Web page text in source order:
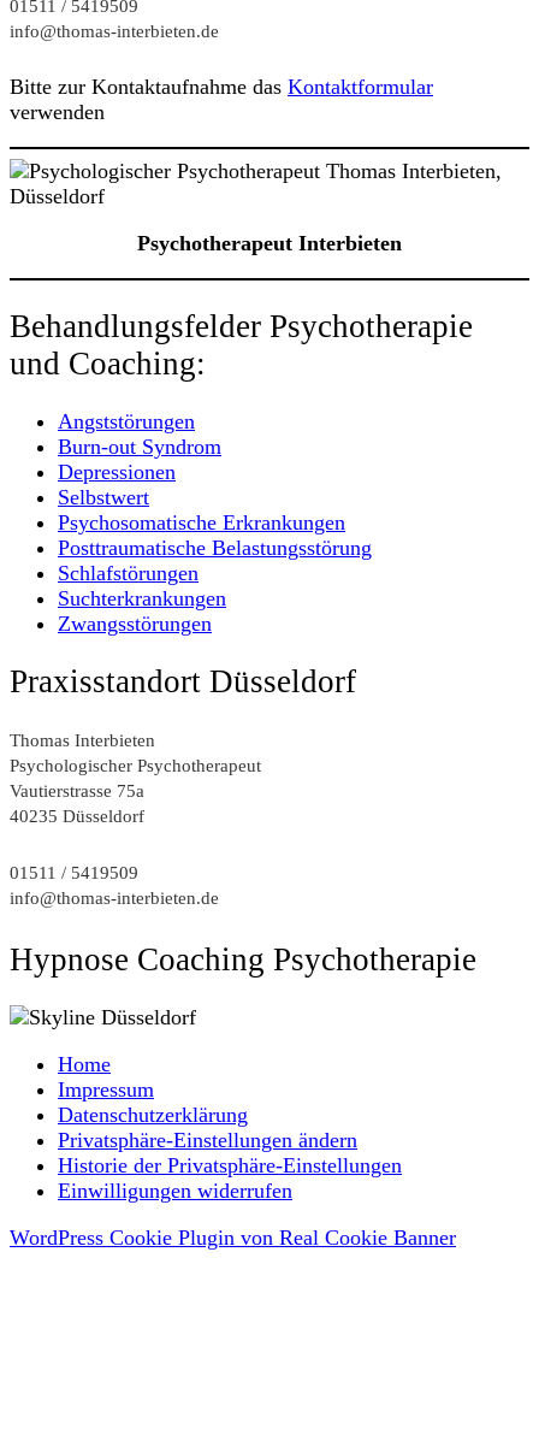
01511 / 5419509
info@thomas-interbieten.de
Bitte zur Kontaktaufnahme das Kontaktformular
verwenden
Psychotherapeut Interbieten
Behandlungsfelder Psychotherapie
und Coaching:
Angststörungen
Burn-out Syndrom
Depressionen
Selbstwert
Psychosomatische Erkrankungen
Posttraumatische Belastungsstörung
Schlafstörungen
Suchterkrankungen
Zwangsstörungen
Praxisstandort Düsseldorf
Thomas Interbieten
Psychologischer Psychotherapeut
Vautierstrasse 75a
40235 Düsseldorf
01511 / 5419509
info@thomas-interbieten.de
Hypnose Coaching Psychotherapie
Home
Impressum
Datenschutzerklärung
Privatsphäre-Einstellungen ändern
Historie der Privatsphäre-Einstellungen
Einwilligungen widerrufen
WordPress Cookie Plugin von Real Cookie Banner